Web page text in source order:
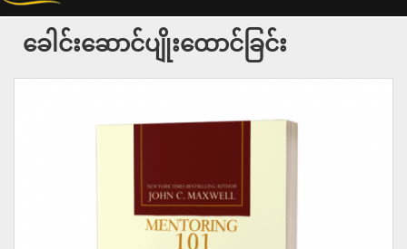
ခေါင်းဆောင်ပျိုးထောင်ခြင်း